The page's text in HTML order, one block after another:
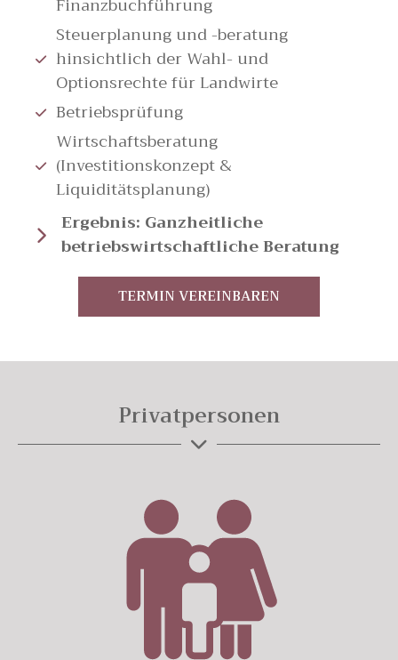
Steuerplanung und -beratung
hinsichtlich der Wahl- und
Optionsrechte für Landwirte
Betriebsprüfung
Wirtschaftsberatung
(Investitionskonzept &
Liquiditätsplanung)
Ergebnis: Ganzheitliche
betriebswirtschaftliche Beratung
TERMIN VEREINBAREN
Privatpersonen